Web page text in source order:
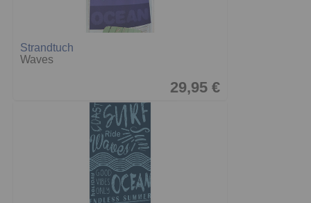
Strandtuch
Waves
29,95 €